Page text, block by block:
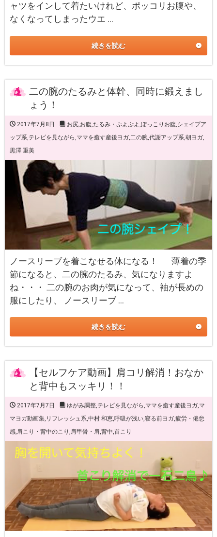
ャツをインして着たいけれど、ポッコリお腹や、
なくなってしまったウエ …
続きを読む
二の腕のたるみと体幹、同時に鍛えまし
ょう！
2017年7月8日 お尻,お腹,たるみ・ぷよぷよ,ぽっこりお腹,シェイプア
ップ系,テレビを見ながら,ママを癒す産後ヨガ,二の腕,代謝アップ系,朝ヨガ,
黒澤 重美
ノースリーブを着こなせる体になる！ 薄着の季
節になると、二の腕のたるみ、気になりますよ
ね・・・ 二の腕のお肉が気になって、袖が長めの
服にしたり、 ノースリーブ …
続きを読む
【セルフケア動画】肩コリ解消！おなか
と背中もスッキリ！！
2017年7月7日 ゆがみ調整,テレビを見ながら,ママを癒す産後ヨガ,マ
マヨガ動画集, リフレッシュ系,中村 和恵,呼吸が浅い,寝る前ヨガ,疲労・倦怠
感,肩こり・背中のこり ,肩甲骨・肩,背中,首こり